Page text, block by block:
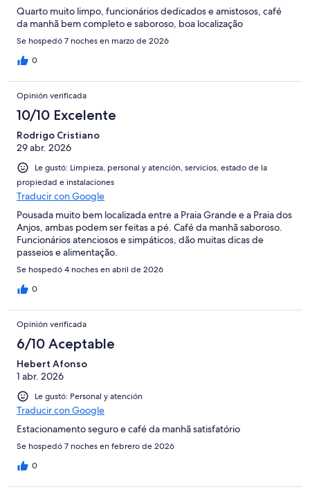
Quarto muito limpo, funcionários dedicados e amistosos, café
da manhã bem completo e saboroso, boa localização
Se hospedó 7 noches en marzo de 2026
0
Opinión verificada
10/10 Excelente
Rodrigo Cristiano
29 abr. 2026
Le gustó: Limpieza, personal y atención, servicios, estado de la
propiedad e instalaciones
Traducir con Google
Pousada muito bem localizada entre a Praia Grande e a Praia dos
Anjos, ambas podem ser feitas a pé. Café da manhã saboroso.
Funcionários atenciosos e simpáticos, dão muitas dicas de
passeios e alimentação.
Se hospedó 4 noches en abril de 2026
0
Opinión verificada
6/10 Aceptable
Hebert Afonso
1 abr. 2026
Le gustó: Personal y atención
Traducir con Google
Estacionamento seguro e café da manhã satisfatório
Se hospedó 7 noches en febrero de 2026
0